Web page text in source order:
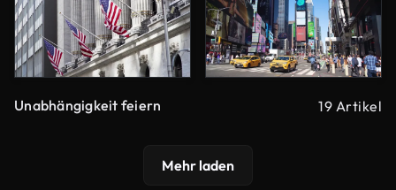
Unabhängigkeit feiern 19 Artikel
Mehr laden